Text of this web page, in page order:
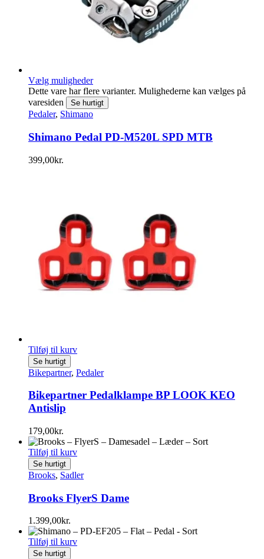
Vælg muligheder
Dette vare har flere varianter. Mulighederne kan vælges på
varesiden
Se hurtigt
Pedaler, Shimano
Shimano Pedal PD-M520L SPD MTB
399,00kr.
Tilføj til kurv
Se hurtigt
Bikepartner, Pedaler
Bikepartner Pedalklampe BP LOOK KEO
Antislip
179,00kr.
Tilføj til kurv
Se hurtigt
Brooks, Sadler
Brooks FlyerS Dame
1.399,00kr.
Tilføj til kurv
Se hurtigt